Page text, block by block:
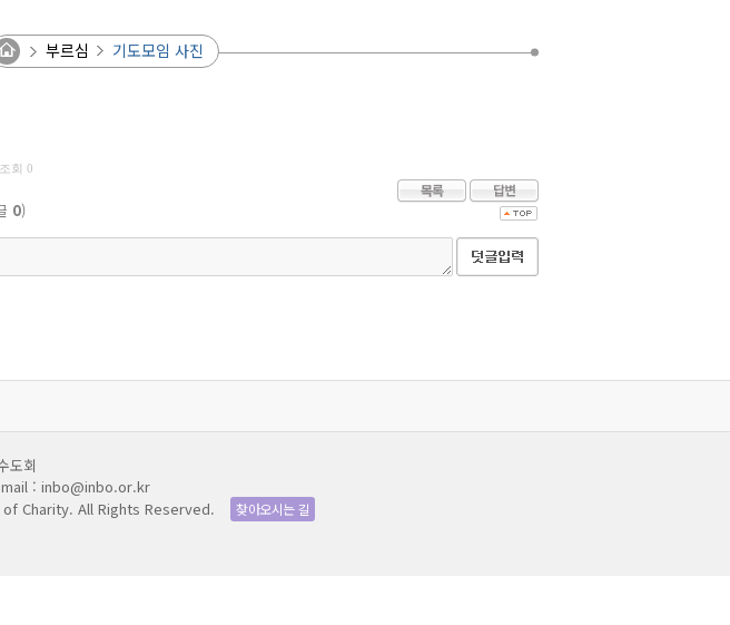
부르심 기도모임 사진
조회 0
0)
도회
: inbo@inbo.or.kr
Charity. All Rights Reserved. 찾아오시는 길